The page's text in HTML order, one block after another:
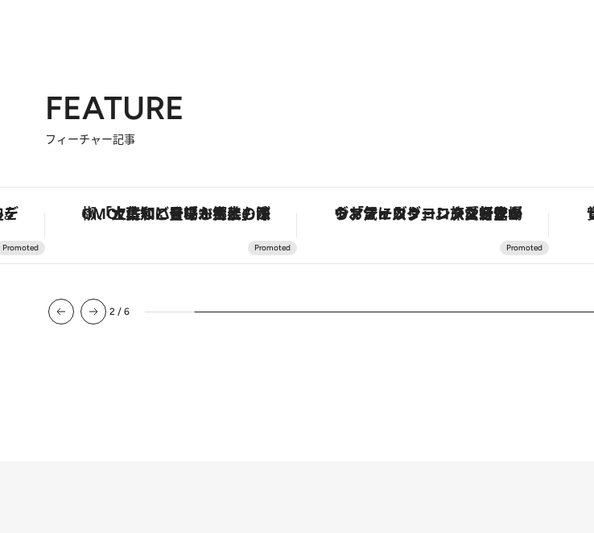
FEATURE
フィーチャー記事
える。 「土佐和ハーブかき氷」がOMO7高知に登場！生姜、山椒、大葉など目にも舌にも涼を呼ぶ郷土の味 ヴァシュロン・コンスタンタン「オーヴァーシーズ・オートマティック」。旅愛好家のお気に入りコレクションから、ジェンダーレスな新作が登場
2 / 6